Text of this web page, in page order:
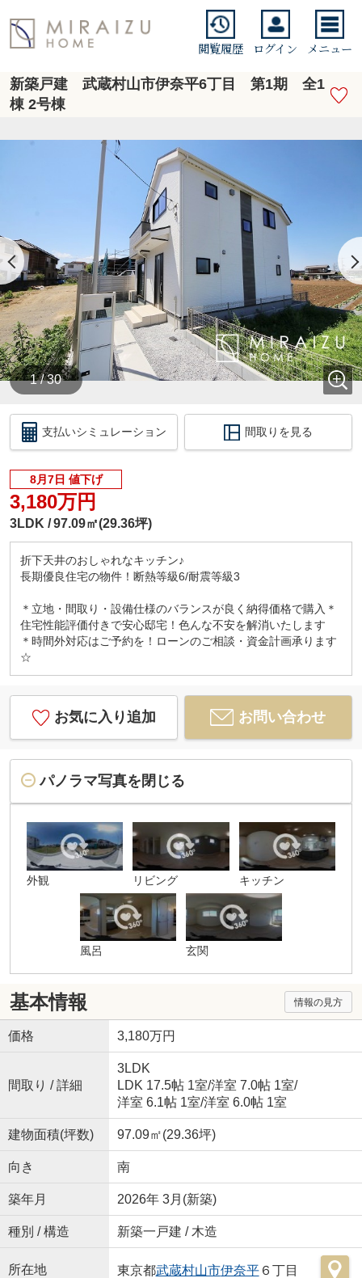
閲覧履歴 ログイン メニュー
新築戸建 武蔵村山市伊奈平6丁目 第1期 全1
棟 2号棟
1 / 30
支払いシミュレーション 間取りを見る
8月7日 値下げ
3,180万円
3LDK 97.09㎡(29.36坪)
折下天井のおしゃれなキッチン♪
長期優良住宅の物件！断熱等級6/耐震等級3
＊立地・間取り・設備仕様のバランスが良く納得価格で購入＊
住宅性能評価付きで安心邸宅！色んな不安を解消いたします
＊時間外対応はご予約を！ローンのご相談・資金計画承ります
☆
お気に入り追加 お問い合わせ
パノラマ写真を閉じる
外観 リビング キッチン
風呂 玄関
基本情報 情報の見方
価格 3,180万円
間取り / 詳細
3LDK
LDK 17.5帖 1室/洋室 7.0帖 1室/
洋室 6.1帖 1室/洋室 6.0帖 1室
建物面積(坪数) 97.09㎡(29.36坪)
向き 南
築年月 2026年 3月(新築)
種別 / 構造 新築一戸建 / 木造
所在地 東京都武蔵村山市伊奈平６丁目